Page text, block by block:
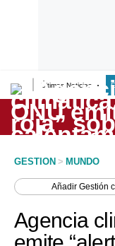
Últimas Noticias
Lo último
Peru Quiosco
Economía
GESTION > MUNDO
AñadirGestión
Agencia